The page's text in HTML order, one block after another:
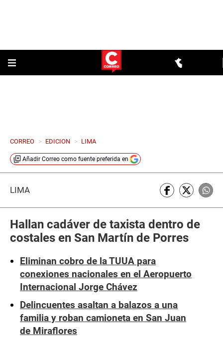
CORREO > EDICION > LIMA
Añadir Correo como fuente preferida en
LIMA
Hallan cadáver de taxista dentro de
costales en San Martín de Porres
Eliminan cobro de la TUUA para
conexiones nacionales en el Aeropuerto
Internacional Jorge Chávez
Delincuentes asaltan a balazos a una
familia y roban camioneta en San Juan
de Miraflores